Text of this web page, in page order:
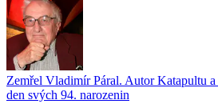
Zemřel Vladimír Páral. Autor Katapultu
den svých 94. narozenin